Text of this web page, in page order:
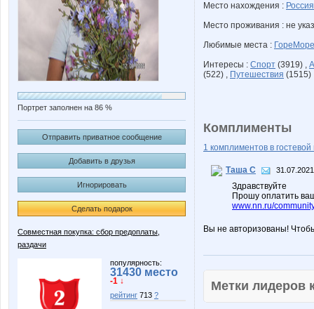
Портрет заполнен на 86 %
Отправить приватное сообщение
Добавить в друзья
Игнорировать
Сделать подарок
Совместная покупка: сбор предоплаты,
раздачи
популярность:
31430 место
-1 ↓
рейтинг 713 ?
Место нахождения : Россия
Место проживания : не
Любимые места : ГореМоре
Интересы : Спорт (3919) ,
(522) , Путешествия (1515)
Комплименты
1 комплиментов в гостевой
Таша С
Здравствуйте
Прошу оплатить
www.nn.ru/
Вы не авторизованы!
Метки